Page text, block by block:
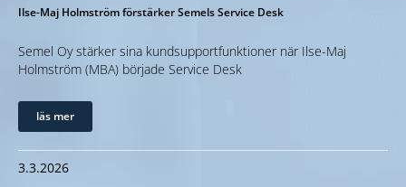
Ilse-Maj Holmström förstärker Semels Service Desk
Semel Oy stärker sina kundsupportfunktioner när Ilse-Maj
Holmström (MBA) började Service Desk
läs mer
3.3.2026